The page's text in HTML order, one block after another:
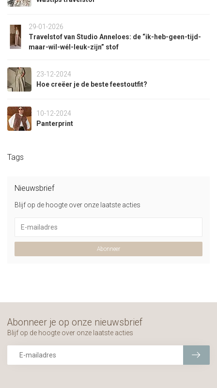
29-01-2026
Travelstof van Studio Anneloes: de “ik-heb-geen-tijd-
maar-wil-wél-leuk-zijn” stof
23-12-2024
Hoe creëer je de beste feestoutfit?
10-12-2024
Panterprint
Tags
Nieuwsbrief
Blijf op de hoogte over onze laatste acties
Abonneer
Abonneer je op onze nieuwsbrief
Blijf op de hoogte over onze laatste acties